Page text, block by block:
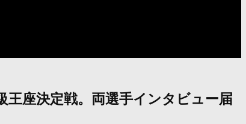
王座決定戦。両選手インタビュー届